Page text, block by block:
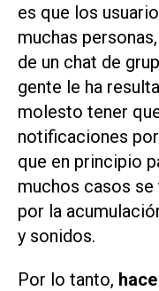
es que los
muchas
de un chat de
gente le ha
molesto tener
notificaciones
que en principio
muchos casos
por la
y sonidos.
Por lo tanto,